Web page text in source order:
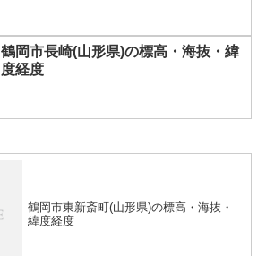
鶴岡市長崎(山形県)の標高・海抜・緯
度経度
鶴岡市東新斎町(山形県)の標高・海抜・
緯度経度